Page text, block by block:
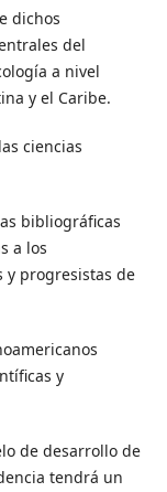
dichos
del
a nivel
y el Caribe.
ciencias
bibliográficas
a los
y progresistas de
y
de desarrollo de
tendrá un